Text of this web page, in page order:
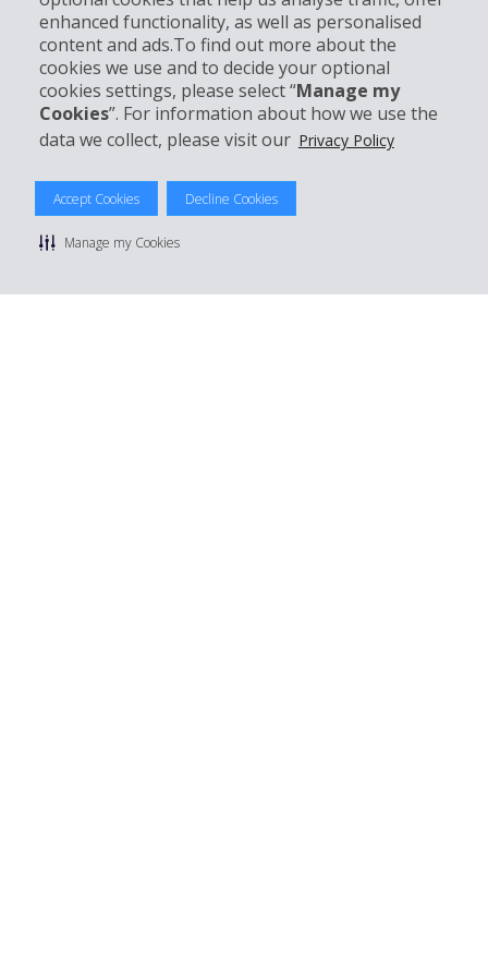
enhanced functionality, as well as personalised
content and ads.To find out more about the
cookies we use and to decide your optional
cookies settings, please select “Manage my
Cookies”. For information about how we use the
data we collect, please visit our Privacy Policy
Accept Cookies Decline Cookies
Manage my Cookies
Kundenservice
Mieten bei Hertz
© 2026 The Hertz System, Inc.
Datenschutzrichtlinie
Sitemap Cookies verwalten